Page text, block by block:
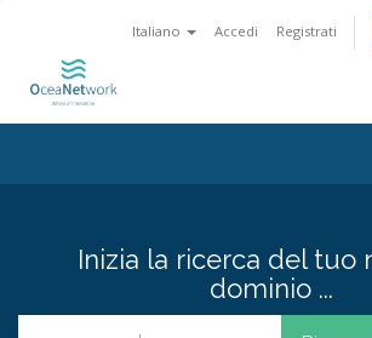
Italiano Accedi Registrati
Inizia la ricerca del tuo
dominio ...